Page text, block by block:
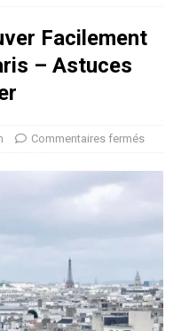
Facilement
– Astuces
Commentaires fermés